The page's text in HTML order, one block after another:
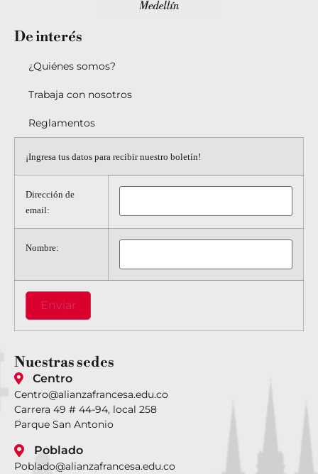
Deinterés
¿Quiénes somos?
Trabaja con nosotros
Reglamentos
¡Ingresa tus datos para recibir nuestro boletín!
Dirección de
email:
Nombre:
Nuestrassedes
Centro
Centro@alianzafrancesa.edu.co
Carrera 49 # 44-94, local 258
Parque San Antonio
Poblado
Poblado@alianzafrancesa.edu.co